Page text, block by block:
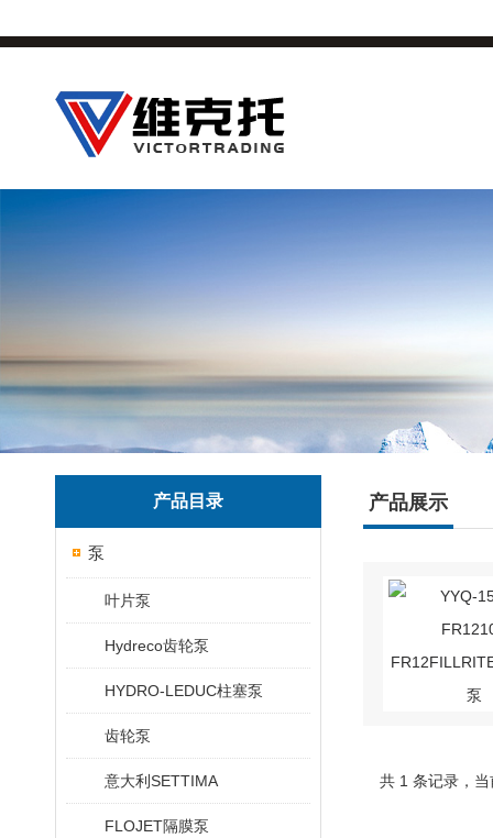
产品目录
泵
叶片泵
Hydreco齿轮泵
HYDRO-LEDUC柱塞泵
齿轮泵
意大利SETTIMA
FLOJET隔膜泵
产品展示
共 1 条记录，